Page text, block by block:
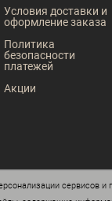
Условия доставки и
оформление заказа
Политика
безопасности
платежей
Акции
сервисов и